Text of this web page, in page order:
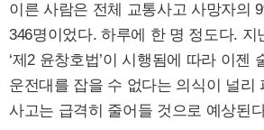
이른 사람은 전체 교통사고 사망자의
346명이었다. 하루에 한 명 정도다. 지
‘제2 윤창호법’이 시행됨에 따라 이젠
운전대를 잡을 수 없다는 의식이 널리
사고는 급격히 줄어들 것으로 예상된